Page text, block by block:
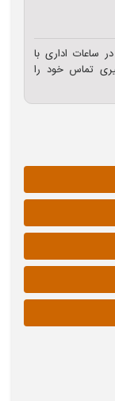
ساعات اداری با
تماس خود را